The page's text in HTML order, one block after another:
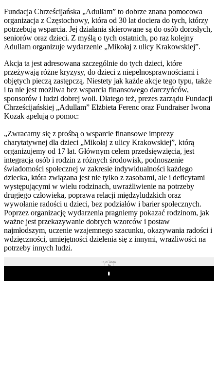
Fundacja Chrześcijańska „Adullam” to dobrze znana pomocowa
organizacja z Częstochowy, która od 30 lat dociera do tych, którzy
potrzebują wsparcia. Jej działania skierowane są do osób dorosłych,
seniorów oraz dzieci. Z myślą o tych ostatnich, po raz kolejny
Adullam organizuje wydarzenie „Mikołaj z ulicy Krakowskiej”.
Akcja ta jest adresowana szczególnie do tych dzieci, które
przeżywają różne kryzysy, do dzieci z niepełnosprawnościami i
objętych pieczą zastępczą. Niestety jak każde akcje tego typu, także
i ta nie jest możliwa bez wsparcia finansowego darczyńców,
sponsorów i ludzi dobrej woli. Dlatego też, prezes zarządu Fundacji
Chrześcijańskiej „Adullam” Elżbieta Ferenc oraz Fundraiser Iwona
Kozak apelują o pomoc:
„Zwracamy się z prośbą o wsparcie finansowe imprezy
charytatywnej dla dzieci „Mikołaj z ulicy Krakowskiej”, którą
organizujemy od 17 lat. Głównym celem przedsięwzięcia, jest
integracja osób i rodzin z różnych środowisk, podnoszenie
świadomości społecznej w zakresie indywidualności każdego
dziecka, która związana jest nie tylko z zasobami, ale i deficytami
występującymi w wielu rodzinach, uwrażliwienie na potrzeby
drugiego człowieka, poprawa relacji międzyludzkich oraz
wywołanie radości u dzieci, bez podziałów i barier społecznych.
Poprzez organizację wydarzenia pragniemy pokazać rodzinom, jak
ważne jest przekazywanie dobrych wzorców i postaw
najmłodszym, uczenie wzajemnego szacunku, okazywania radości i
wdzięczności, umiejętności dzielenia się z innymi, wrażliwości na
potrzeby innych ludzi.
REKLAMA
Play